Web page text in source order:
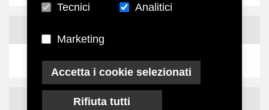
News
Tecnici Analitici
Marketing
Accetta i cookie selezionati
Rifiuta tutti